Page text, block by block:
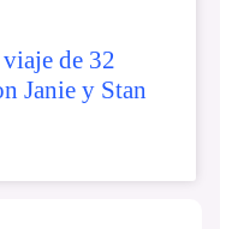
de 32
Janie y Stan